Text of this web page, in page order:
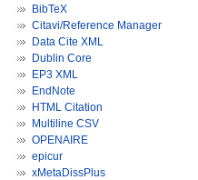
BibTeX
Citavi/Reference Manager
Data Cite XML
Dublin Core
EP3 XML
EndNote
HTML Citation
Multiline CSV
OPENAIRE
epicur
xMetaDissPlus